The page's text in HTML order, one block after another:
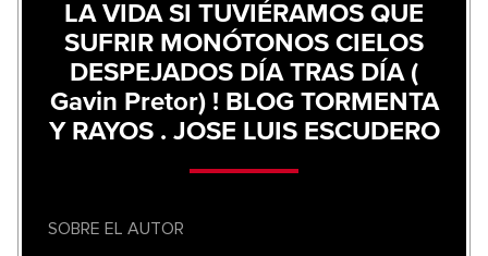
LA VIDA SI TUVIÉRAMOS QUE
SUFRIR MONÓTONOS CIELOS
DESPEJADOS DÍA TRAS DÍA (
Gavin Pretor) ! BLOG TORMENTA
Y RAYOS . JOSE LUIS ESCUDERO
SOBRE EL AUTOR